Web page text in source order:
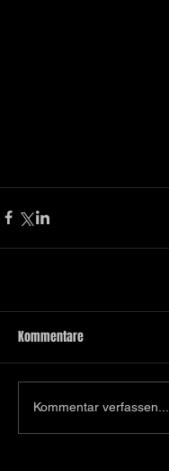
Kommentare
Kommentar verfassen...